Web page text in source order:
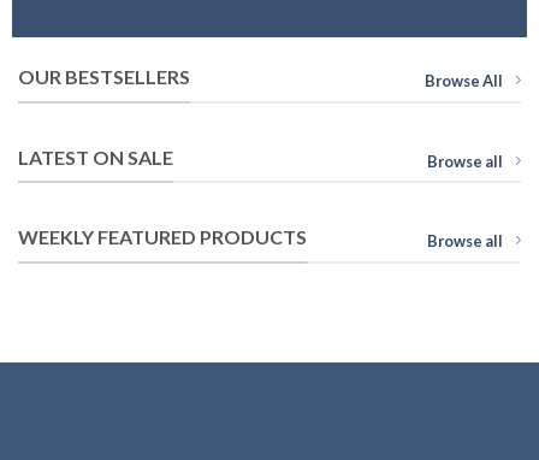
OUR BESTSELLERS Browse All
LATEST ON SALE Browse all
WEEKLY FEATURED PRODUCTS Browse all